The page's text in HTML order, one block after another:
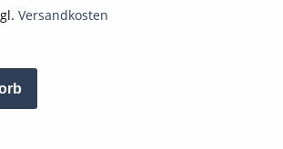
Versandkosten